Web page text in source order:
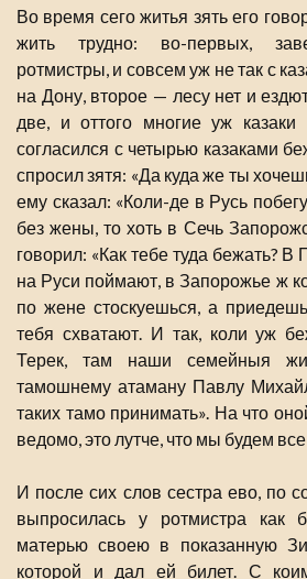
Во время сего житья зять его
жить трудно: во-первых,
ротмистры, и совсем уж не так с
на Дону, второе — лесу нет и
две, и оттого многие уж
согласился с четырью казаками
спросил зятя: «Да куда же ты
ему сказал: «Коли-де в Русь
без жены, то хоть в Сечь
говорил: «Как тебе туда бежать?
на Руси поймают, в Запорожье ж
по жене стоскуешься, а
тебя схватают. И так, коли уж
Терек, там наши семейныя
тамошнему атаману Павлу
таких тамо принимать». На что
ведомо, это лутче, что мы будем
И после сих слов сестра ево, по
выпросилась у ротмистра
матерью своею в показанную
которой и дал ей билет. С